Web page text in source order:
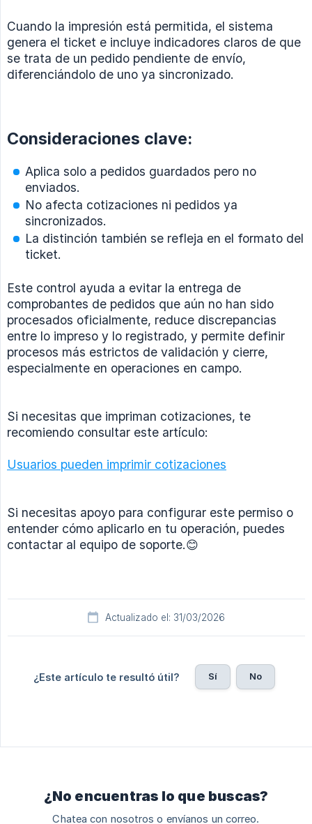
Cuando la impresión está permitida, el sistema
genera el ticket e incluye indicadores claros de que
se trata de un pedido pendiente de envío,
diferenciándolo de uno ya sincronizado.
Consideraciones clave:
Aplica solo a pedidos guardados pero no
enviados.
No afecta cotizaciones ni pedidos ya
sincronizados.
La distinción también se refleja en el formato del
ticket.
Este control ayuda a evitar la entrega de
comprobantes de pedidos que aún no han sido
procesados oficialmente, reduce discrepancias
entre lo impreso y lo registrado, y permite definir
procesos más estrictos de validación y cierre,
especialmente en operaciones en campo.
Si necesitas que impriman cotizaciones, te
recomiendo consultar este artículo:
Usuarios pueden imprimir cotizaciones
Si necesitas apoyo para configurar este permiso o
entender cómo aplicarlo en tu operación, puedes
contactar al equipo de soporte.😊
Actualizado el: 31/03/2026
¿Este artículo te resultó útil? Sí No
¿No encuentras lo que buscas?
Chatea con nosotros o envíanos un correo.